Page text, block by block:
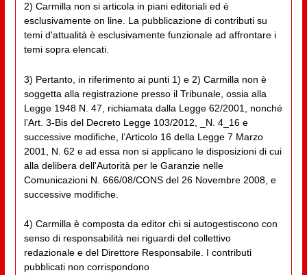
2) Carmilla non si articola in piani editoriali ed è
esclusivamente on line. La pubblicazione di contributi su
temi d'attualità è esclusivamente funzionale ad affrontare i
temi sopra elencati.
3) Pertanto, in riferimento ai punti 1) e 2) Carmilla non è
soggetta alla registrazione presso il Tribunale, ossia alla
Legge 1948 N. 47, richiamata dalla Legge 62/2001, nonché
l’Art. 3-Bis del Decreto Legge 103/2012, _N. 4_16 e
successive modifiche, l’Articolo 16 della Legge 7 Marzo
2001, N. 62 e ad essa non si applicano le disposizioni di cui
alla delibera dell'Autorità per le Garanzie nelle
Comunicazioni N. 666/08/CONS del 26 Novembre 2008, e
successive modifiche.
4) Carmilla è composta da editor chi si autogestiscono con
senso di responsabilità nei riguardi del collettivo
redazionale e del Direttore Responsabile. I contributi
pubblicati non corrispondono